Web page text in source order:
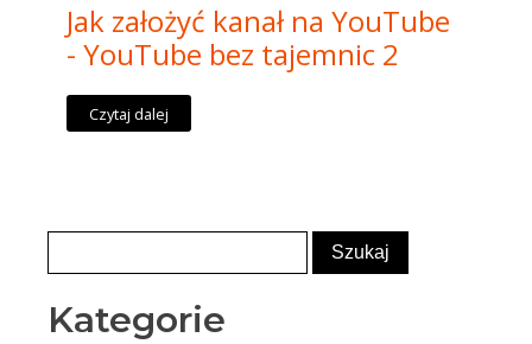
Jak założyć kanał na YouTube
- YouTube bez tajemnic 2
Czytaj dalej
Kategorie